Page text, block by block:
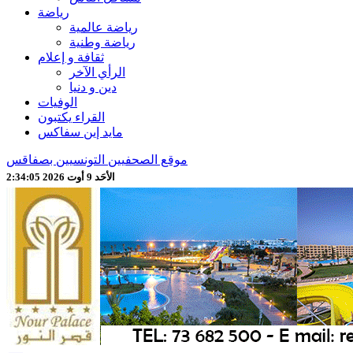
رياضة
رياضة عالمية
رياضة وطنية
ثقافة و إعلام
الرأي الآخر
دين و دنيا
الوفيات
القراء يكتبون
مايد إين سفاكس
موقع الصحفيين التونسيين بصفاقس
الأحَد 9 أوت 2026 2:34:07